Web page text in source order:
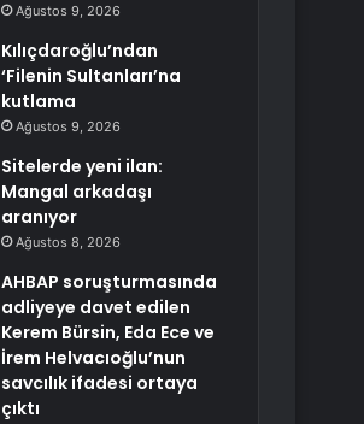
Ağustos 9, 2026
Kılıçdaroğlu’ndan
‘Filenin Sultanları’na
kutlama
Ağustos 9, 2026
Sitelerde yeni ilan:
Mangal arkadaşı
aranıyor
Ağustos 8, 2026
AHBAP soruşturmasında
adliyeye davet edilen
Kerem Bürsin, Eda Ece ve
İrem Helvacıoğlu’nun
savcılık ifadesi ortaya
çıktı